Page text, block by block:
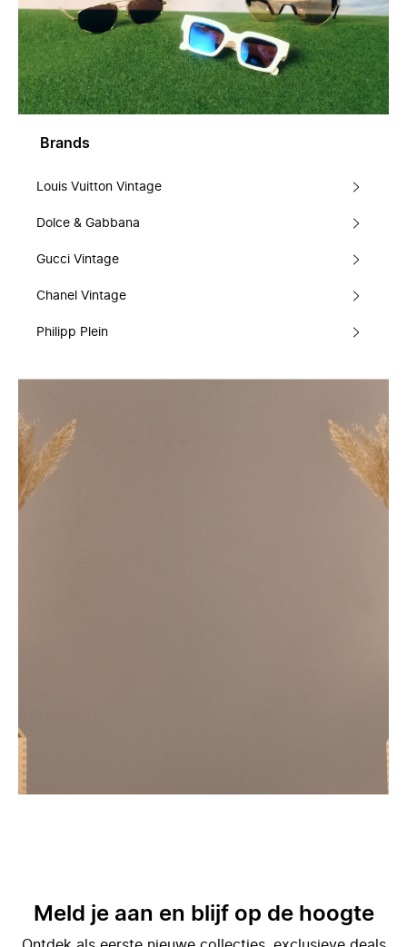
Brands
Louis Vuitton Vintage
Dolce & Gabbana
Gucci Vintage
Chanel Vintage
Philipp Plein
Meld je aan en blijf op de hoogte